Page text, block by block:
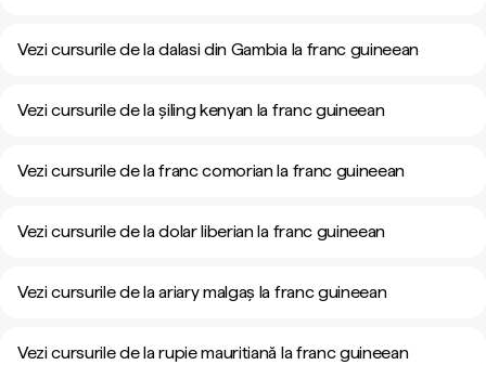
Vezi cursurile de la dalasi din Gambia la franc guineean
Vezi cursurile de la șiling kenyan la franc guineean
Vezi cursurile de la franc comorian la franc guineean
Vezi cursurile de la dolar liberian la franc guineean
Vezi cursurile de la ariary malgaș la franc guineean
Vezi cursurile de la rupie mauritiană la franc guineean